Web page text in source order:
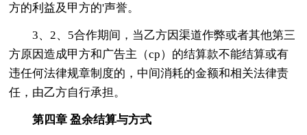
方的利益及甲方的'声誉。
3、2、5合作期间，当乙方因渠道作弊或者其他第三
方原因造成甲方和广告主（cp）的结算款不能结算或有
违任何法律规章制度的，中间消耗的金额和相关法律责
任，由乙方自行承担。
第四章 盈余结算与方式